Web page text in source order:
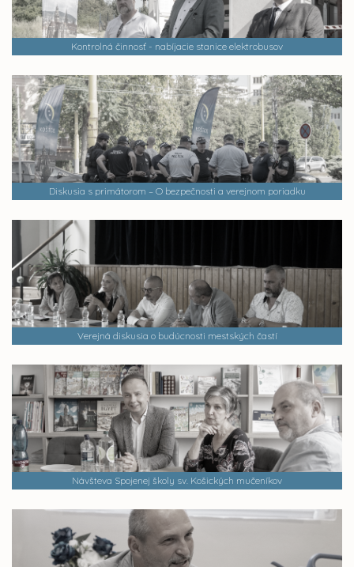
Kontrolná činnosť - nabíjacie stanice elektrobusov
Diskusia s primátorom – O bezpečnosti a verejnom poriadku
Verejná diskusia o budúcnosti mestských častí
Návšteva Spojenej školy sv. Košických mučeníkov